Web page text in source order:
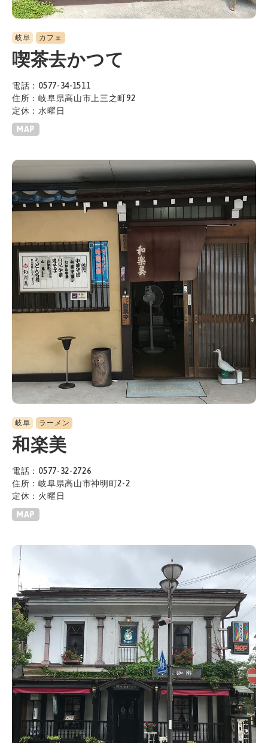
岐阜 カフェ
喫茶去かつて
電話：0577-34-1511
住所：岐阜県高山市上三之町92
定休：水曜日
MAP
岐阜 ラーメン
和楽美
電話：0577-32-2726
住所：岐阜県高山市神明町2-2
定休：火曜日
MAP